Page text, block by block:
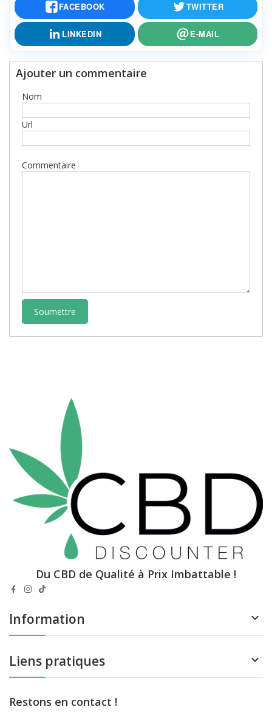
FACEBOOK TWITTER
LINKEDIN E-MAIL
Ajouter un commentaire
Nom
Url
Commentaire
Du CBD de Qualité à Prix Imbattable !
Information 
Liens pratiques 
Restons en contact !